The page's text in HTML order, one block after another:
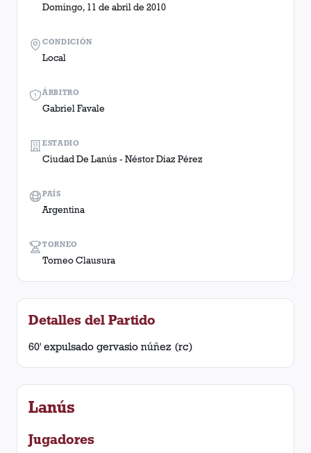
Domingo, 11 de abril de 2010
ÁRBITRO
Gabriel Favale
TORNEO
Torneo Clausura
CONDICIÓN
Local
ESTADIO
Ciudad De Lanús - Néstor Diaz Pérez
PAÍS
Argentina
Detalles del Partido
60' expulsado gervasio núñez (rc)
Lanús
Jugadores